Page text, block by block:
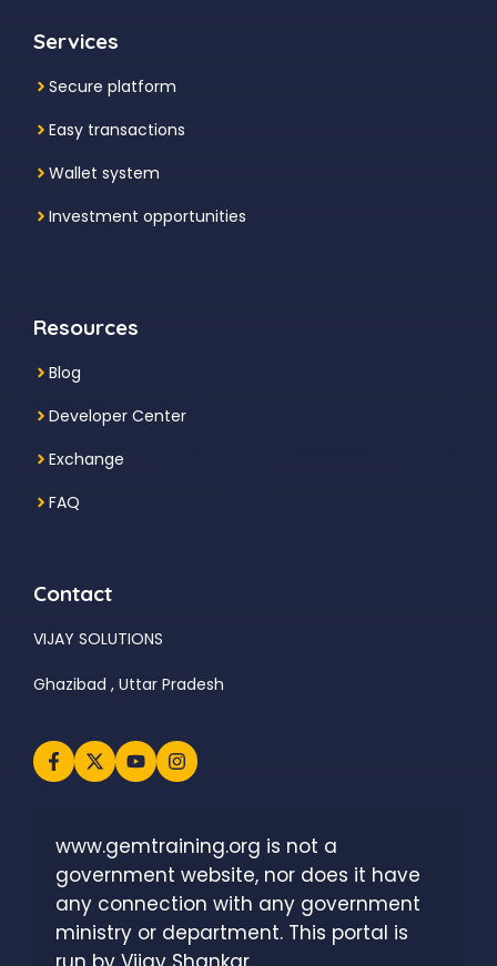
Services
Secure platform
Easy transactions
Wallet system
Investment opportunities
Resources
Blog
Developer Center
Exchange
FAQ
Contact
VIJAY SOLUTIONS
Ghazibad , Uttar Pradesh
www.gemtraining.org is not a
government website, nor does it have
any connection with any government
ministry or department. This portal is